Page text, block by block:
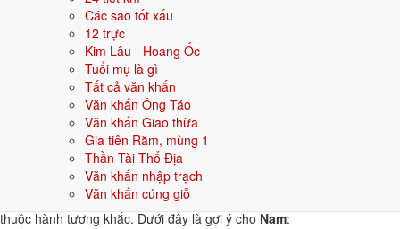
Các sao tốt xấu
12 trực
Kim Lâu - Hoang Ốc
Tuổi mụ là gì
Tất cả văn khấn
Văn khấn Ông Táo
Văn khấn Giao thừa
Gia tiên Rằm, mùng 1
Thần Tài Thổ Địa
Văn khấn nhập trạch
Văn khấn cúng giỗ
2 (Sơ sinh), người sinh năm 2024 nên ưu tiên các chủ đề
Đặt tên con
Hướng đặt nôi
Đặt tên cho người sinh năm 2024 mệnh Hỏa
Khi đặt tên cho người sinh năm2024
bộ chữ Hán thuộc hành bản mệnh hoặc hành tương sinh; tránh bộ chữ
thuộc hành tương khắc. Dưới đây là gợi ý cho Nam: